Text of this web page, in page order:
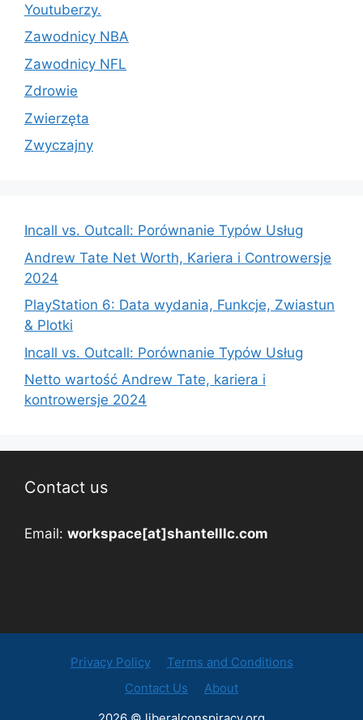
Youtuberzy.
Zawodnicy NBA
Zawodnicy NFL
Zdrowie
Zwierzęta
Zwyczajny
Incall vs. Outcall: Porównanie Typów Usług
Andrew Tate Net Worth, Kariera i Controwersje
2024
PlayStation 6: Data wydania, Funkcje, Zwiastun
& Plotki
Incall vs. Outcall: Porównanie Typów Usług
Netto wartość Andrew Tate, kariera i
kontrowersje 2024
Contact us
Email: workspace[at]shantelllc.com
Privacy Policy
Terms and Conditions
Contact Us
About